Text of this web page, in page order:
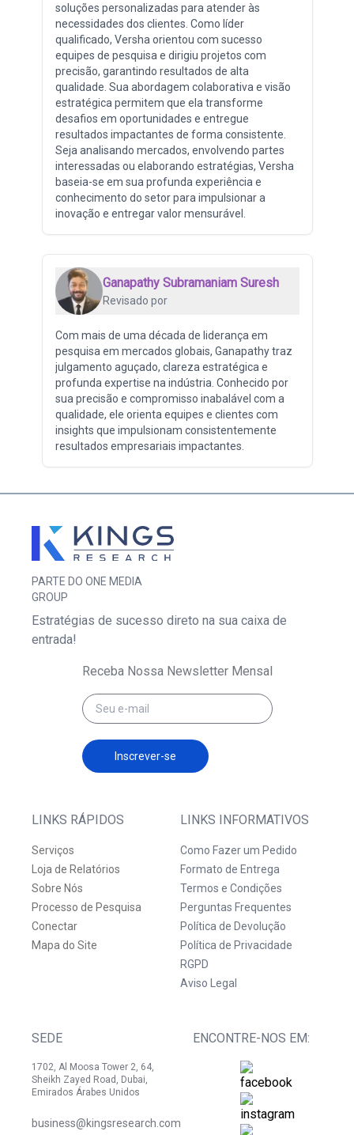
soluções personalizadas para atender às
necessidades dos clientes. Como líder
qualificado, Versha orientou com sucesso
equipes de pesquisa e dirigiu projetos com
precisão, garantindo resultados de alta
qualidade. Sua abordagem colaborativa e visão
estratégica permitem que ela transforme
desafios em oportunidades e entregue
resultados impactantes de forma consistente.
Seja analisando mercados, envolvendo partes
interessadas ou elaborando estratégias, Versha
baseia-se em sua profunda experiência e
conhecimento do setor para impulsionar a
inovação e entregar valor mensurável.
Ganapathy Subramaniam Suresh
Revisado por
Com mais de uma década de liderança em
pesquisa em mercados globais, Ganapathy traz
julgamento aguçado, clareza estratégica e
profunda expertise na indústria. Conhecido por
sua precisão e compromisso inabalável com a
qualidade, ele orienta equipes e clientes com
insights que impulsionam consistentemente
resultados empresariais impactantes.
PARTE DO ONE MEDIA
GROUP
LINKS RÁPIDOS
Serviços
Loja de Relatórios
Sobre Nós
Processo de Pesquisa
Conectar
Mapa do Site
LINKS INFORMATIVOS
Como Fazer um Pedido
Formato de Entrega
Termos e Condições
Perguntas Frequentes
Política de Devolução
Política de Privacidade
RGPD
Aviso Legal
SEDE
1702, Al Moosa Tower 2, 64,
Sheikh Zayed Road, Dubai,
Emirados Árabes Unidos
business@kingsresearch.com
ENCONTRE-NOS EM:
Estratégias de sucesso direto na sua caixa de
entrada!
Receba Nossa Newsletter Mensal
Inscrever-se